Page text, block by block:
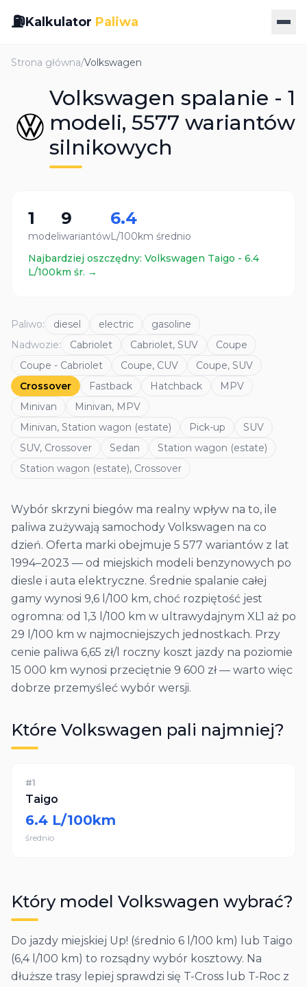
⛽Kalkulator Paliwa
Strona główna/Volkswagen
Volkswagen spalanie - 1
modeli, 5577 wariantów
silnikowych
1
modeli
9
wariantów
6.4
L/100km średnio
Najbardziej oszczędny: Volkswagen Taigo - 6.4
L/100km śr. →
Paliwo: diesel electric
gasoline
Nadwozie: Cabriolet Cabriolet, SUV
Coupe
Coupe - Cabriolet
Coupe, CUV
Coupe, SUV
Crossover
Fastback Hatchback
MPV
Minivan
Minivan, MPV
Minivan, Station wagon (estate)
Pick-up
SUV
SUV, Crossover
Sedan
Station wagon (estate)
Station wagon (estate), Crossover
Wybór skrzyni biegów ma realny wpływ na to, ile
paliwa zużywają samochody Volkswagen na co
dzień. Oferta marki obejmuje 5 577 wariantów z lat
1994–2023 — od miejskich modeli benzynowych po
diesle i auta elektryczne. Średnie spalanie całej
gamy wynosi 9,6 l/100 km, choć rozpiętość jest
ogromna: od 1,3 l/100 km w ultrawydajnym XL1 aż po
29 l/100 km w najmocniejszych jednostkach. Przy
cenie paliwa 6,65 zł/l roczny koszt jazdy na poziomie
15 000 km wynosi przeciętnie 9 600 zł — warto więc
dobrze przemyśleć wybór wersji.
Które Volkswagen pali najmniej?
#1
Taigo
6.4 L/100km
średnio
Który model Volkswagen wybrać?
Do jazdy miejskiej Up! (średnio 6 l/100 km) lub Taigo
(6,4 l/100 km) to rozsądny wybór kosztowy. Na
dłuższe trasy lepiej sprawdzi się T-Cross lub T-Roc z